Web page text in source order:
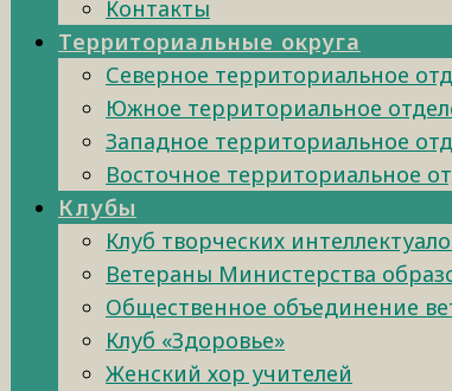
Контакты
Территориальные округа
Северное территориальное
Южное территориальное
Западное территориальное
Восточное территориальное
Клубы
Клуб творческих
Ветераны Министерства
Общественное объединение
Клуб «Здоровье»
Женский хор учителей